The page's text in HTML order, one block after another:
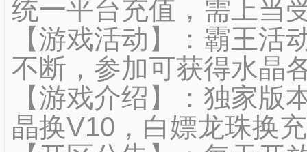
统一平台充值，需上当
【游戏活动】：霸王
不断，参加可获得水晶
【游戏介绍】：独家
晶换V10，白嫖龙珠换